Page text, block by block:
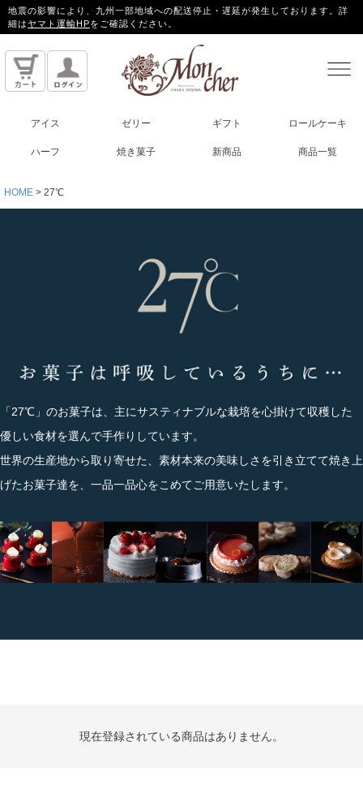
地震の影響により、九州一部地域への配送停止・遅延が発生しております。詳
細はヤマト運輸HPをご確認ください。
アイス ゼリー ギフト ロールケーキ
ハーフ 焼き菓子 新商品 商品一覧
HOME 27℃
「27℃」のお菓子は、主にサスティナブルな栽培を心掛けて収穫した
優しい食材を選んで手作りしています。
世界の生産地から取り寄せた、素材本来の美味しさを引き立てて焼き上
げたお菓子達を、一品一品心をこめてご用意いたします。
現在登録されている商品はありません。